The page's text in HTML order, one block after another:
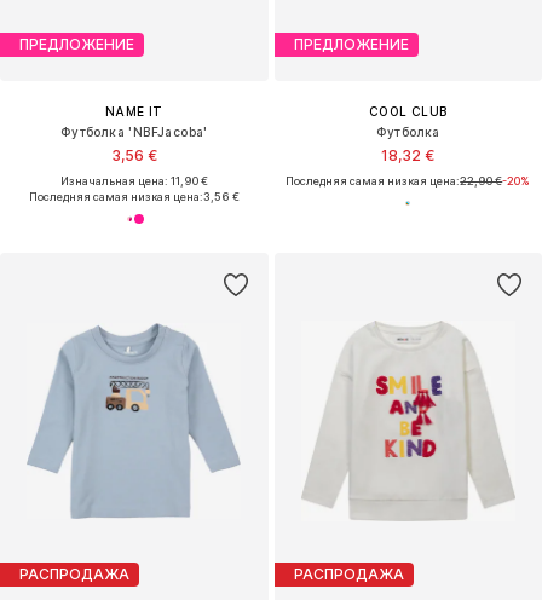
ПРЕДЛОЖЕНИЕ
NAME IT
Футболка 'NBFJacoba'
3,56 €
Изначальная цена: 11,90 €
Последняя самая низкая цена:3,56 €
ПРЕДЛОЖЕНИЕ
COOL CLUB
Футболка
18,32 €
Последняя самая низкая цена:22,90 €-20%
РАСПРОДАЖА РАСПРОДАЖА